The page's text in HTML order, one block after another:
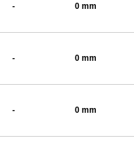
- 0 mm
- 0 mm
- 0 mm